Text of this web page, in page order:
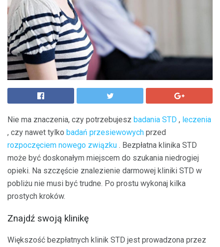
Nie ma znaczenia, czy potrzebujesz badania STD , leczenia
, czy nawet tylko badań przesiewowych przed
rozpoczęciem nowego związku . Bezpłatna klinika STD
może być doskonałym miejscem do szukania niedrogiej
opieki. Na szczęście znalezienie darmowej kliniki STD w
pobliżu nie musi być trudne. Po prostu wykonaj kilka
prostych kroków.
Znajdź swoją klinikę
Większość bezpłatnych klinik STD jest prowadzona przez